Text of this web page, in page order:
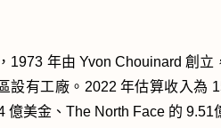
1973 年由 Yvon Chouinard 創立
設有工廠。2022 年估算收入為
億美金、The North Face 的 9.51